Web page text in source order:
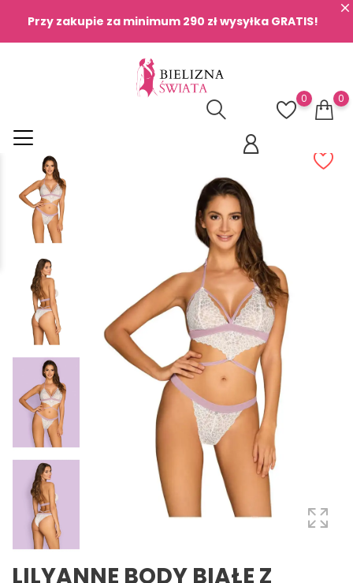
Przy zakupie za minimum 290 zł wysyłka GRATIS!
0
0
LILYANNE BODY BIAŁE Z